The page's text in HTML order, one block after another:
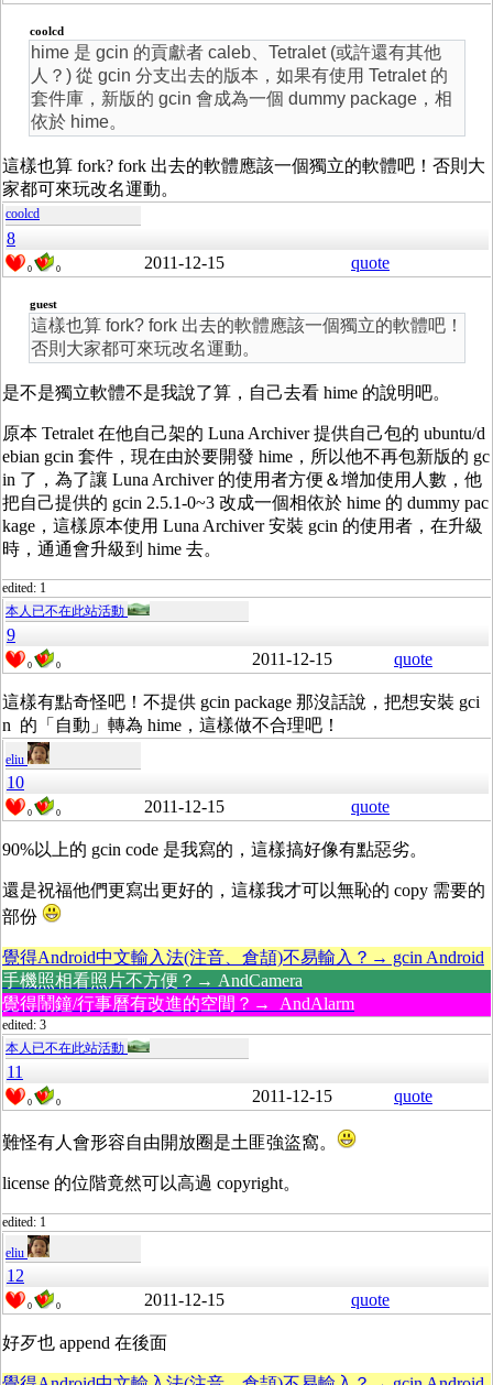
coolcd
hime 是 gcin 的貢獻者 caleb、Tetralet (或許還有其他
人？) 從 gcin 分支出去的版本，如果有使用 Tetralet 的
套件庫，新版的 gcin 會成為一個 dummy package，相
依於 hime。
這樣也算 fork? fork 出去的軟體應該一個獨立的軟體吧！否則大
家都可來玩改名運動。
coolcd
8
0 0 2011-12-15 quote
guest
這樣也算 fork? fork 出去的軟體應該一個獨立的軟體吧！
否則大家都可來玩改名運動。
是不是獨立軟體不是我說了算，自己去看 hime 的說明吧。
原本 Tetralet 在他自己架的 Luna Archiver 提供自己包的 ubuntu/d
ebian gcin 套件，現在由於要開發 hime，所以他不再包新版的 gc
in 了，為了讓 Luna Archiver 的使用者方便＆增加使用人數，他
把自己提供的 gcin 2.5.1-0~3 改成一個相依於 hime 的 dummy pac
kage，這樣原本使用 Luna Archiver 安裝 gcin 的使用者，在升級
時，通通會升級到 hime 去。
edited: 1
本人已不在此站活動
9
0 0 2011-12-15 quote
這樣有點奇怪吧！不提供 gcin package 那沒話說，把想安裝 gci
n 的「自動」轉為 hime，這樣做不合理吧！
eliu
10
0 0 2011-12-15 quote
90%以上的 gcin code 是我寫的，這樣搞好像有點惡劣。
還是祝福他們更寫出更好的，這樣我才可以無恥的 copy 需要的
部份
覺得Android中文輸入法(注音、倉頡)不易輸入？→ gcin Android
手機照相看照片不方便？→ AndCamera
覺得鬧鐘/行事曆有改進的空間？→ AndAlarm
edited: 3
本人已不在此站活動
11
0 0 2011-12-15 quote
難怪有人會形容自由開放圈是土匪強盜窩。
license 的位階竟然可以高過 copyright。
edited: 1
eliu
12
0 0 2011-12-15 quote
好歹也 append 在後面